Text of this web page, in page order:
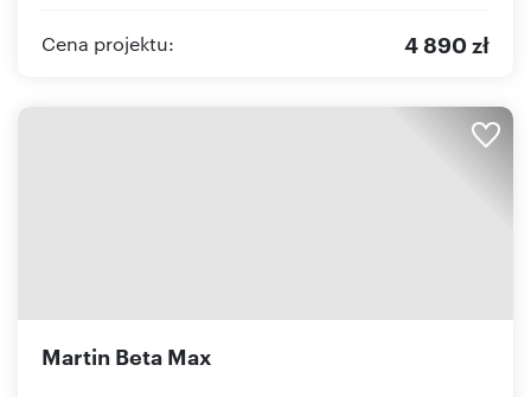
Cena projektu: 4 890 zł
Martin Beta Max